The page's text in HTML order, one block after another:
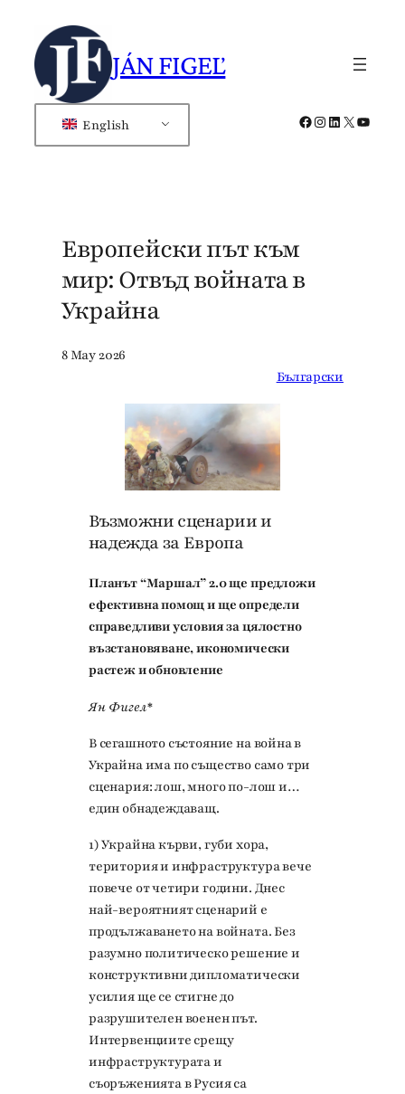
content
JÁN FIGEĽ
English Facebook
Instagram
LinkedIn
X
Европейски път към
мир: Отвъд войната в
Украйна
8 May 2026
Български
Възможни сценарии и
надежда за Европа
Планът “Маршал” 2.0 ще предложи
ефективна помощ и ще определи
справедливи условия за цялостно
възстановяване, икономически
растеж и обновление
Ян Фигел*
В сегашното състояние на война в
Украйна има по същество само три
сценария: лош, много по-лош и…
един обнадеждаващ.
1) Украйна кърви, губи хора,
територия и инфраструктура вече
повече от четири години. Днес
най-вероятният сценарий е
продължаването на войната. Без
разумно политическо решение и
конструктивни дипломатически
усилия ще се стигне до
разрушителен военен път.
Интервенциите срещу
инфраструктурата и
съоръженията в Русия са